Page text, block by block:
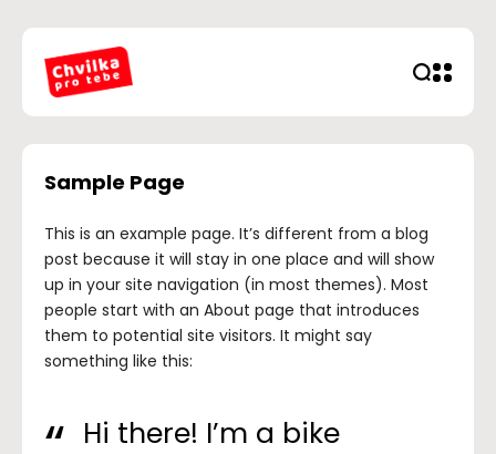
Sample Page
This is an example page. It’s different from a blog
post because it will stay in one place and will show
up in your site navigation (in most themes). Most
people start with an About page that introduces
them to potential site visitors. It might say
something like this:
Hi there! I’m a bike